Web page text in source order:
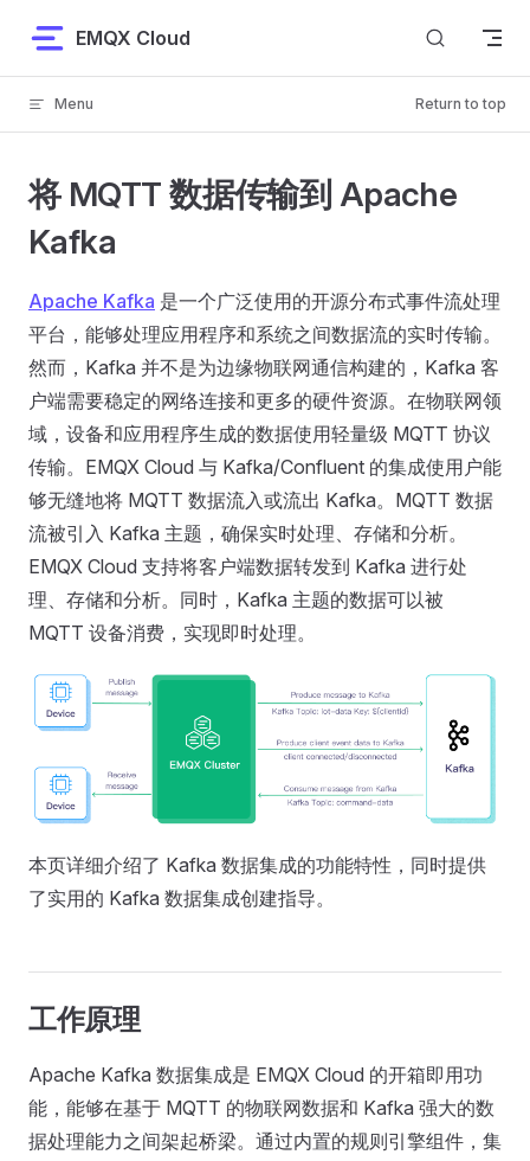
Skip to content
EMQX Cloud
Menu Return to top
将 MQTT 数据传输到 Apache
Kafka
Apache Kafka 是一个广泛使用的开源分布式事件流处理
平台，能够处理应用程序和系统之间数据流的实时传输。
然而，Kafka 并不是为边缘物联网通信构建的，Kafka 客
户端需要稳定的网络连接和更多的硬件资源。在物联网领
域，设备和应用程序生成的数据使用轻量级 MQTT 协议
传输。EMQX Cloud 与 Kafka/Confluent 的集成使用户能
够无缝地将 MQTT 数据流入或流出 Kafka。MQTT 数据
流被引入 Kafka 主题，确保实时处理、存储和分析。
EMQX Cloud 支持将客户端数据转发到 Kafka 进行处
理、存储和分析。同时，Kafka 主题的数据可以被
MQTT 设备消费，实现即时处理。
本页详细介绍了 Kafka 数据集成的功能特性，同时提供
了实用的 Kafka 数据集成创建指导。
工作原理
Apache Kafka 数据集成是 EMQX Cloud 的开箱即用功
能，能够在基于 MQTT 的物联网数据和 Kafka 强大的数
据处理能力之间架起桥梁。通过内置的规则引擎组件，集